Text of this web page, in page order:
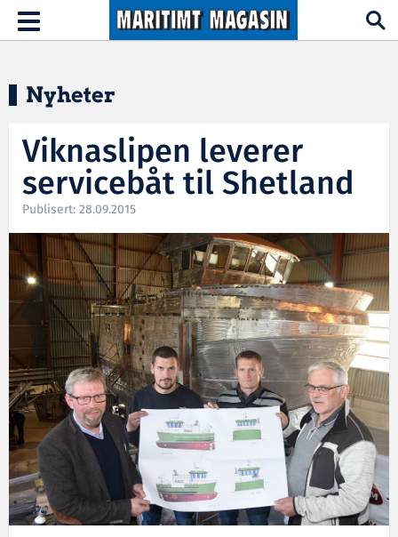
Hopp til hovedinnhold
Toggle
navigation
Nyheter
Viknaslipen leverer
servicebåt til Shetland
Publisert: 28.09.2015